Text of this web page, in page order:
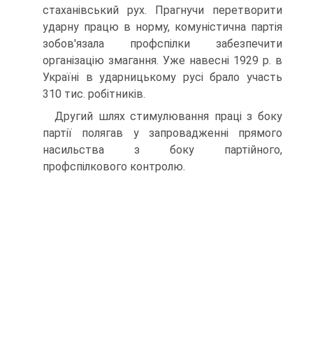
стаханівський рух. Прагнучи перетворити
ударну працю в норму, комуністична партія
зобов'язала профспілки забезпечити
організацію змагання. Уже навесні 1929 р. в
Україні в ударницькому русі брало участь
310 тис. робітників.
Другий шлях стимулювання праці з боку
партії полягав у запровадженні прямого
насильства з боку партійного,
профспілкового контролю.